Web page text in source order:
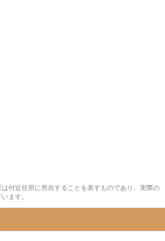
付近住所に所在することを表すものであり、実際の
ます。